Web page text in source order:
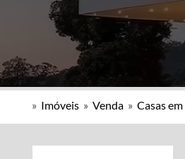
» Imóveis » Venda » Casas